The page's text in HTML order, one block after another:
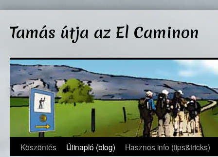
tartalomba
Tamás útja az El Caminon
Köszöntés Útinapló (blog) Hasznos info (tips&tricks)